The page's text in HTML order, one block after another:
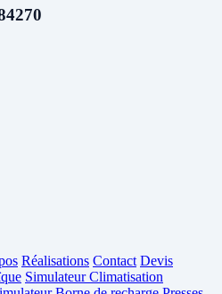
Réalisations Contact Devis
Simulateur Climatisation